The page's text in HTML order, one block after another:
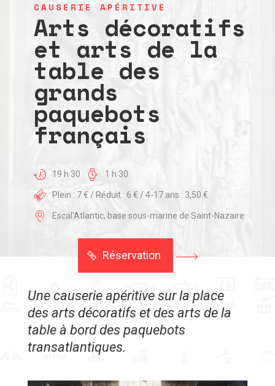
CAUSERIE APÉRITIVE
Arts décoratifs
et arts de la
table des
grands
paquebots
français
19 h 30 1 h 30
Plein : 7 € / Réduit : 6 € / 4-17 ans : 3,50 €
Escal'Atlantic, base sous-marine de Saint-Nazaire
Réservation
Une causerie apéritive sur la place
des arts décoratifs et des arts de la
table à bord des paquebots
transatlantiques.